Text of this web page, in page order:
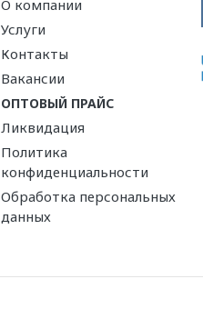
О компании
Услуги
Контакты
Вакансии
ОПТОВЫЙ ПРАЙС
Ликвидация
Политика
конфиденциальности
Обработка персональных
данных